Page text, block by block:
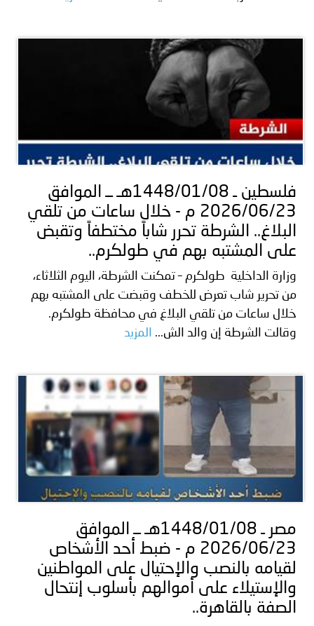
فلسطين ـ 1448/01/08هـ ــ الموافق
2026/06/23 م - خلال ساعات من تلقي
البلاغ.. الشرطة تحرر شاباً مختطفاً وتقبض
على المشتبه بهم في طولكرم..
وزارة الداخلية طولكرم – تمكنت الشرطة، اليوم الثلاثاء،
من تحرير شاب تعرض للخطف وقبضت على المشتبه بهم
خلال ساعات من تلقي البلاغ في محافظة طولكرم.
وقالت الشرطة إن والد الش...
المزيد
مصر ـ 1448/01/08هـ ــ الموافق
2026/06/23 م - ضبط أحد الأشخاص
لقيامه بالنصب والإحتيال على المواطنين
والإستيلاء على أموالهم بأسلوب إنتحال
الصفة بالقاهرة..